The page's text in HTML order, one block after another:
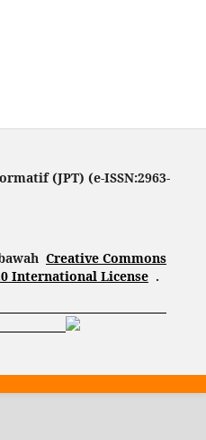
(JPT) (e-ISSN:2963-
Creative Commons
International License.